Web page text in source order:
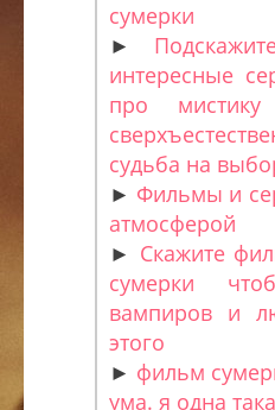
сумерки
►
интересные
про
судьба на
► Фильмы и
атмосферой
► Скажите
сумерки
вампиров и
этого
► фильм
ума. я одна